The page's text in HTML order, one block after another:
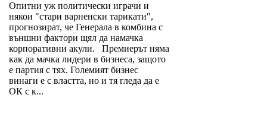
Опитни уж политически играчи и
някои "стари варненски тарикати",
прогнозират, че Генерала в комбина с
външни фактори щял да намачка
корпоративни акули. Премиерът няма
как да мачка лидери в бизнеса, защото
е партия с тях. Големият бизнес
винаги е с властта, но и тя гледа да е
ОК с к...